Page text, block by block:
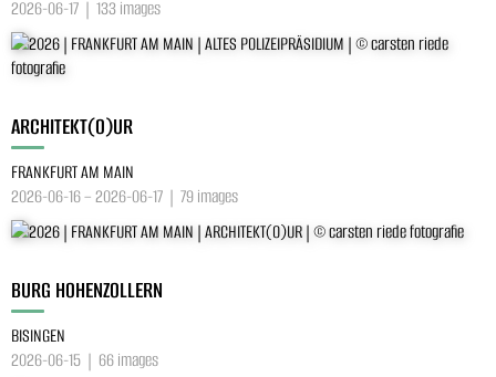
2026-06-17 | 133 images
ARCHITEKT(O)UR
FRANKFURT AM MAIN
2026-06-16 – 2026-06-17 | 79 images
BURG HOHENZOLLERN
BISINGEN
2026-06-15 | 66 images